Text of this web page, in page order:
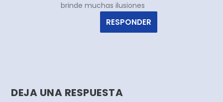
brinde muchas ilusiones
RESPONDER
DEJA UNA RESPUESTA